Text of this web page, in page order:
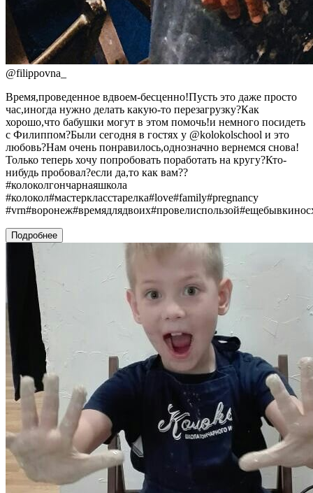
@filippovna_
Время,проведенное вдвоем-бесценно!Пусть это даже просто
час,иногда нужно делать какую-то перезагрузку?Как
хорошо,что бабушки могут в этом помочь!и немного посидеть
с Филиппом?Были сегодня в гостях у @kolokolschool и это
любовь?Нам очень понравилось,однозначно вернемся снова!
Только теперь хочу попробовать поработать на кругу?Кто-
нибудь пробовал?если да,то как вам??
#колоколгончарнаяшкола
#колокол#мастеркласстарелка#love#family#pregnancy
Подробнее